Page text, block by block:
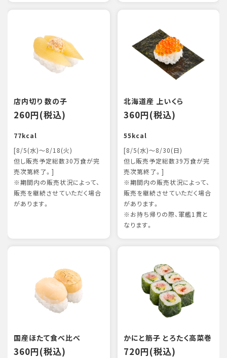
店内切り 数の子
260円(税込)
77kcal
[8/5(水)～8/18(火)
但し販売予定総数30万食が完
売次第終了。]
※期間内の販売状況によって、
販売を継続させていただく場合
があります。
北海道産 上いくら
360円(税込)
55kcal
[8/5(水)～8/30(日)
但し販売予定総数39万食が完
売次第終了。]
※期間内の販売状況によって、
販売を継続させていただく場合
があります。
※お持ち帰りの際、軍艦1貫と
なります。
国産ほたて食べ比べ
360円(税込)
かにと筋子 とろたく高菜巻
720円(税込)